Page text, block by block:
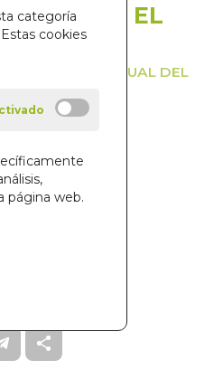
categoría
cookies
página web.
ES EL
EL
GUIA ESPIRITUAL DEL